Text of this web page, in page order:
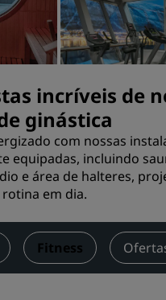
incríveis de
ginástica
com nossas
equipadas, incluindo
e área de halteres,
em dia.
Fitness